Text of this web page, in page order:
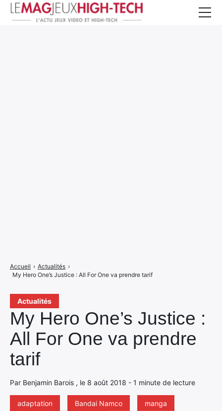
Actualités
My Hero One’s Justice :
All For One va prendre
tarif
Par Benjamin Barois , le 8 août 2018 - 1 minute de lecture
adaptation Bandai Namco
manga
Accueil › Actualités ›
My Hero One’s Justice : All For One va prendre tarif